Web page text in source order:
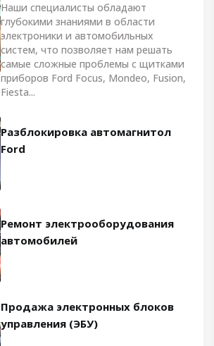
Наши специалисты обладают
глубокими знаниями в области
электроники и автомобильных
систем, что позволяет нам решать
самые сложные проблемы с щитками
приборов Ford Focus, Mondeo, Fusion,
Fiesta...
Разблокировка автомагнитол
Ford
Ремонт электрооборудования
автомобилей
Продажа электронных блоков
управления (ЭБУ)